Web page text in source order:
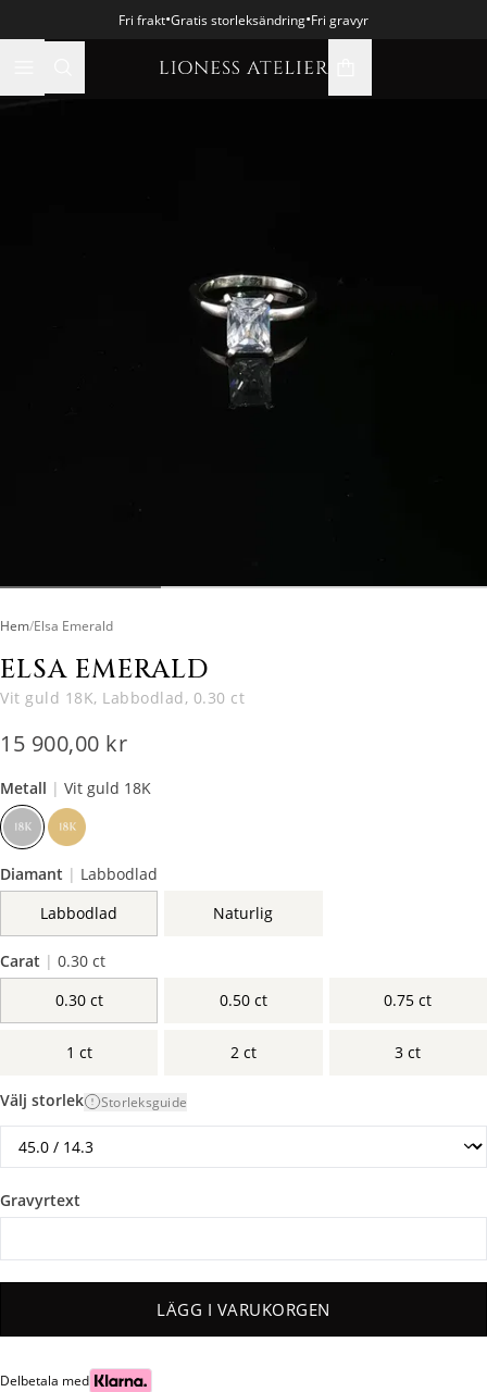
Fri frakt•Gratis storleksändring•Fri gravyr
Hem/Elsa Emerald
ELSA EMERALD
Vit guld 18K, Labbodlad, 0.30 ct
15 900,00 kr
Metall | Vit guld 18K
Diamant | Labbodlad
Labbodlad
Naturlig
Carat | 0.30 ct
0.30 ct
0.50 ct 0.75 ct
1 ct 2 ct 3 ct
Välj storlek Storleksguide
Gravyrtext
LÄGG I VARUKORGEN
Delbetala med